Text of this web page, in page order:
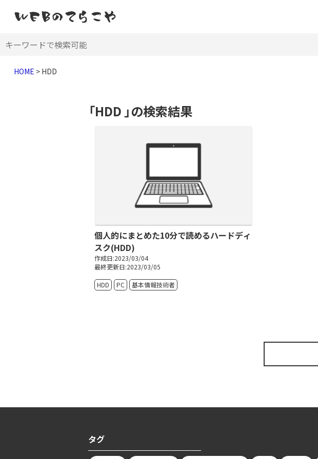
HOME > HDD
「HDD 」の検索結果
個人的にまとめた10分で読めるハードディ
スク(HDD)
作成日:2023/03/04
最終更新日:2023/03/05
HDD PC 基本情報技術者
タグ